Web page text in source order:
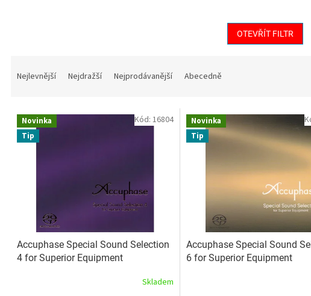
OTEVŘÍT FILTR
Nejlevnější Nejdražší Nejprodávanější Abecedně
V Novinka
Tip
Accuphase Special Sound Selection
4 for Superior Equipment
Skladem
Kód: 16804
Novinka
Tip
Accuphase Special Sound
6 for Superior Equipment